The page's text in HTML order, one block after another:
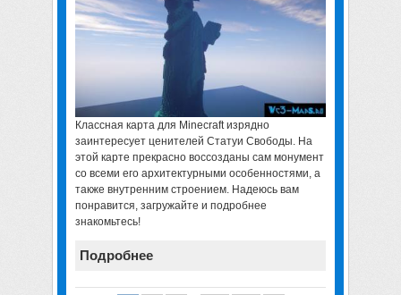
Классная карта для Minecraftизрядно
заинтересует ценителей Статуи Свободы. На
этой карте прекрасно воссозданы сам монумент
со всеми его архитектурными особенностями, а
также внутренним строением. Надеюсь вам
понравится, загружайте и подробнее
знакомьтесь!
Подробнее